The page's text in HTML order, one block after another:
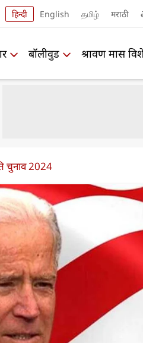
हिन्दी English தமிழ் मराठी
बॉलीवुड श्रावण मास
चुनाव 2024